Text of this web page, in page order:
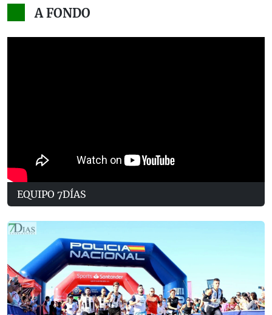
A FONDO
EQUIPO 7DÍAS